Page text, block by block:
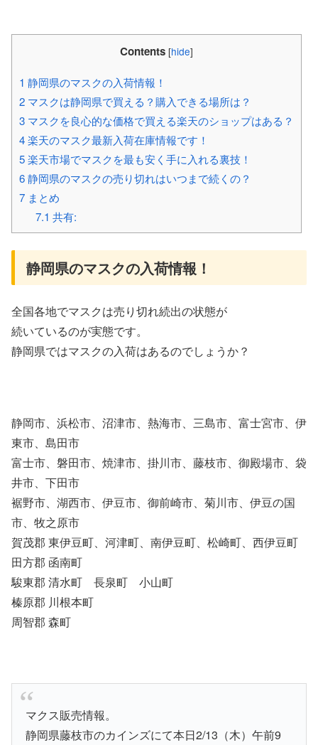
Contents [hide]
1 静岡県のマスクの入荷情報！
2 マスクは静岡県で買える？購入できる場所は？
3 マスクを良心的な価格で買える楽天のショップはある？
4楽天のマスク最新入荷在庫情報です！
5楽天市場でマスクを最も安く手に入れる裏技！
6静岡県のマスクの売り切れはいつまで続くの？
7 まとめ
7.1 共有:
静岡県のマスクの入荷情報！
全国各地でマスクは売り切れ続出の状態が
続いているのが実態です。
静岡県ではマスクの入荷はあるのでしょうか？
静岡市、浜松市、沼津市、熱海市、三島市、富士宮市、伊
東市、島田市
富士市、磐田市、焼津市、掛川市、藤枝市、御殿場市、袋
井市、下田市
裾野市、湖西市、伊豆市、御前崎市、菊川市、伊豆の国
市、牧之原市
賀茂郡 東伊豆町、河津町、南伊豆町、松崎町、西伊豆町
田方郡 函南町
駿東郡 清水町 長泉町 小山町
榛原郡 川根本町
周智郡 森町
マクス販売情報。
静岡県藤枝市のカインズにて本日2/13（木）午前9